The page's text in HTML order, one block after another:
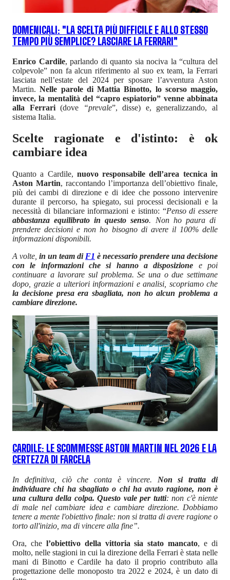
DOMENICALI: "LA SCELTA PIÙ DIFFICILE E ALLO STESSO
TEMPO PIÙ SEMPLICE? LASCIARE LA FERRARI"
Enrico Cardile, parlando di quanto sia nociva la “cultura del
colpevole” non fa alcun riferimento al suo ex team, la Ferrari
lasciata nell’estate del 2024 per sposare l’avventura Aston
Martin.Nelle parole di Mattia Binotto, lo scorso maggio,
invece, la mentalità del “capro espiatorio” venne abbinata
alla Ferrari(dove “prevale”, disse) e, generalizzando, al
sistema Italia.
Scelte ragionate e d'istinto: è ok
cambiare idea
Quanto a Cardile, nuovo responsabile dell’area tecnica in
Aston Martin, raccontando l’importanza dell’obiettivo finale,
più dei cambi di direzione e di idee che possono intervenire
durante il percorso, ha spiegato, sui processi decisionali e la
necessità di bilanciare informazioni e istinto: “Penso di essere
abbastanza equilibrato in questo senso. Non ho paura di
prendere decisioni e non ho bisogno di avere il 100% delle
informazioni disponibili.
A volte, in un team di F1 è necessario prendere una decisione
con le informazioni che si hanno a disposizione e poi
continuare a lavorare sul problema. Se una o due settimane
dopo, grazie a ulteriori informazioni e analisi, scopriamo che
la decisione presa era sbagliata, non ho alcun problema a
cambiare direzione.
CARDILE: LE SCOMMESSE ASTON MARTIN NEL 2026 E LA
CERTEZZA DI FARCELA
In definitiva, ciò che conta è vincere. Non si tratta di
individuare chi ha sbagliato o chi ha avuto ragione, non è
una cultura della colpa. Questo vale per tutti: non c'è niente
di male nel cambiare idea e cambiare direzione. Dobbiamo
tenere a mente l'obiettivo finale: non si tratta di avere ragione o
torto all'inizio, ma di vincere alla fine”.
Ora, che l’obiettivo della vittoria sia stato mancato, e di
molto, nelle stagioni in cui la direzione della Ferrari è stata nelle
mani di Binotto e Cardile ha dato il proprio contributo alla
progettazione delle monoposto tra 2022 e 2024, è un dato di